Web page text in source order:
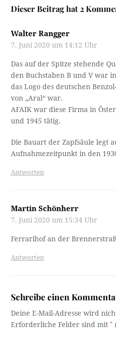
Dieser Beitrag hat 2
Walter Rangger
7. Juni 2020 um 14:12 Uhr
Das auf der Spitze stehende
den Buchstaben B und V war
das Logo des deutschen
von „Aral“ war.
AFAIK war diese Firma in
und 1945 tätig.
Die Bauart der Zapfsäule legt
Aufnahmezeitpunkt in den
Antworten
Martin Schönherr
7. Juni 2020 um 15:34 Uhr
Ferrarihof an der
Antworten
Schreibe einen
Deine E-Mail-Adresse wird
Erforderliche Felder sind mit*